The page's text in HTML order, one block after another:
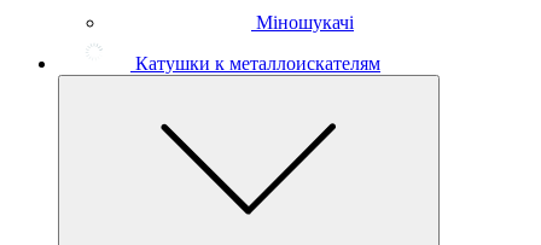
Міношукачі
Катушки к металлоискателям